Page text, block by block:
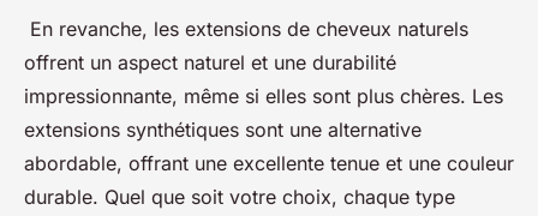
En revanche, les extensions de cheveux naturels
offrent un aspect naturel et une durabilité
impressionnante, même si elles sont plus chères. Les
extensions synthétiques sont une alternative
abordable, offrant une excellente tenue et une couleur
durable. Quel que soit votre choix, chaque type